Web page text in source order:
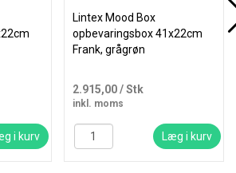
i kurv
Lintex Mood Box
opbevaringsbox 41x22cm
Frank, grågrøn
2.915,00/ Stk
inkl. moms
Læg i kurv